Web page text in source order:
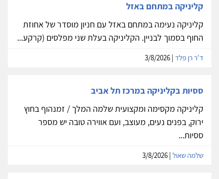
קליניקה במתחם באזל
קליניקה נעימה במתחם באזל עם חניון מוסדר של אחוזת
החוף בסמוך לבניין. הקליניקה בעלת שני מפלסים (קרקע...
ד'ר רן פלד
ססיות בקליניקה במרכז תל אביב
קליניקה מקסימה ומקצועית שלמה המלך / זמנהוף בחוץ
ירוק, בפנים נעים, מעוצב, ועם אווירה טובה יש מספר
ססיות...
שלמה שאול